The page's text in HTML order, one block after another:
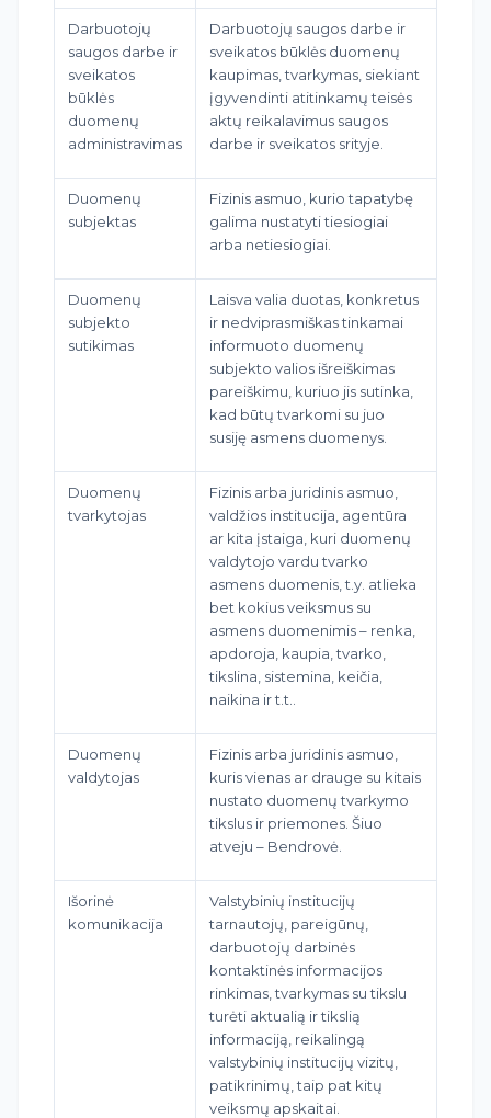
Darbuotojų
saugos darbe ir
sveikatos
būklės
duomenų
administravimas
Darbuotojų saugos darbe ir
sveikatos būklės duomenų
kaupimas, tvarkymas, siekiant
įgyvendinti atitinkamų teisės
aktų reikalavimus saugos
darbe ir sveikatos srityje.
Duomenų
subjektas
Fizinis asmuo, kurio tapatybę
galima nustatyti tiesiogiai
arba netiesiogiai.
Duomenų
subjekto
sutikimas
Laisva valia duotas, konkretus
ir nedviprasmiškas tinkamai
informuoto duomenų
subjekto valios išreiškimas
pareiškimu, kuriuo jis sutinka,
kad būtų tvarkomi su juo
susiję asmens duomenys.
Duomenų
tvarkytojas
Fizinis arba juridinis asmuo,
valdžios institucija, agentūra
ar kita įstaiga, kuri duomenų
valdytojo vardu tvarko
asmens duomenis, t.y. atlieka
bet kokius veiksmus su
asmens duomenimis – renka,
apdoroja, kaupia, tvarko,
tikslina, sistemina, keičia,
naikina ir t.t..
Duomenų
valdytojas
Fizinis arba juridinis asmuo,
kuris vienas ar drauge su kitais
nustato duomenų tvarkymo
tikslus ir priemones. Šiuo
atveju – Bendrovė.
Išorinė
komunikacija
Valstybinių institucijų
tarnautojų, pareigūnų,
darbuotojų darbinės
kontaktinės informacijos
rinkimas, tvarkymas su tikslu
turėti aktualią ir tikslią
informaciją, reikalingą
valstybinių institucijų vizitų,
patikrinimų, taip pat kitų
veiksmų apskaitai.